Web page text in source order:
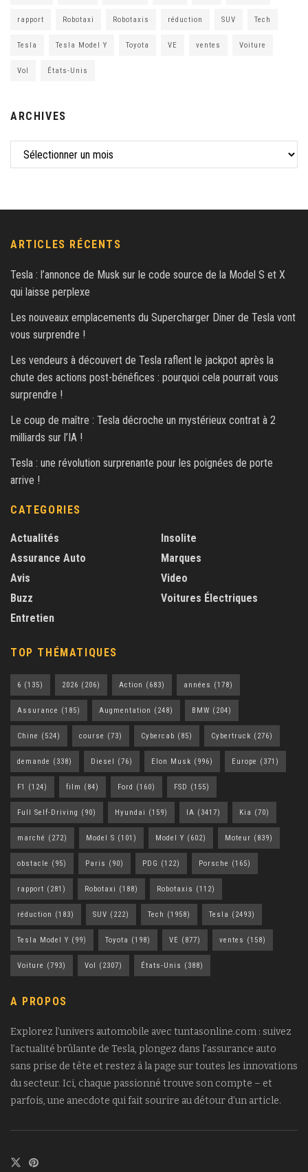
rapport Robotaxi Robotaxis réduction SUV Tech
Tesla Tesla Model Y Toyota VE ventes Voiture
Vol États-Unis
ARCHIVES
ARTICLES RÉCENTS
Tesla : l’annonce de Musk sur le code source de la Model S et X
qui laisse perplexe
Les nouveaux emplacements du Supercharger Diner de Tesla vont
vous surprendre !
Les vendeurs à découvert de Tesla raflent le jackpot après la
chute des actions post-bénéfices : pourquoi cela pourrait vous
surprendre !
Le coup de maître : Tesla décroche un mystérieux contrat à 2
milliards sur l’IA !
Tesla : une révolution surprenante pour les poignées de porte
arrive !
CATEGORIES
Actualités
Assurance Auto
Avis
Buzz
Entretien
Insolite
Marques
Video
Voitures Électriques
TOP THÉMATIQUES
6 (135) 2026 (206) Action (683) années (178)
Assurance (185) Augmentation (248) BMW (204)
Chine (524) course (73) Cybercab (85) Cybertruck (276)
demande (338) Diesel (76) Elon Musk (996) Europe (371)
F1 (124) film (84) Ford (160) FSD (155)
Full Self-Driving (90) Hyundai (159) IA (3417) Kia (70)
marché (272) Model S (101) Model Y (602) Moteur (839)
obstacle (95) Paris (90) PDG (122) Porsche (165)
rapport (281) Robotaxi (188) Robotaxis (112)
réduction (183) SUV (222) Tech (1958) Tesla (2493)
Tesla Model Y (99) Toyota (198) VE (877) ventes (158)
Voiture (793) Vol (2307) États-Unis (388)
A PROPOS
Explorez l’univers automobile avec tuntasonline.com : suivez
l’actualité brûlante de Tesla, plongez dans l’assurance auto
sans prise de tête et restez à la page sur toutes les innovations
du secteur. Ici, chaque passionné trouve son compte – et
parfois, une anecdote qui fait sourire au détour d’un article.